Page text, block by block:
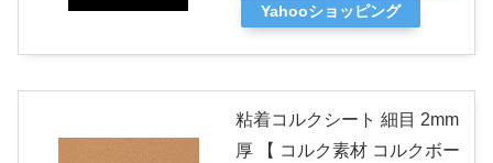
Yahooショッピング
粘着コルクシート 細目 2mm
厚 【 コルク素材 コルクボー